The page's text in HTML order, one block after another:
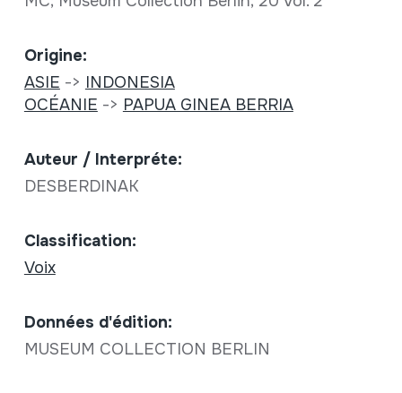
Origine:
ASIE -> INDONESIA
OCÉANIE -> PAPUA GINEA BERRIA
Auteur / Interpréte:
DESBERDINAK
Classification:
Voix
Données d'édition:
MUSEUM COLLECTION BERLIN